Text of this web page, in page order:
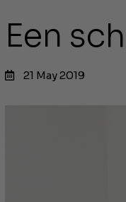
Een
21 May 2019